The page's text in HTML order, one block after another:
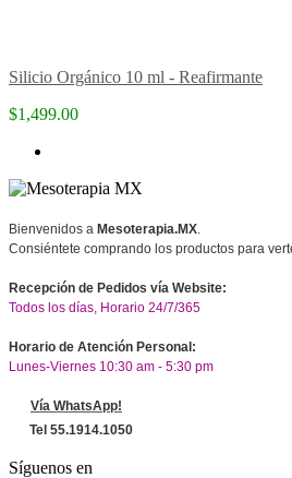
Silicio Orgánico 10 ml - Reafirmante
$1,499.00
Bienvenidos a Mesoterapia.MX
Consiéntete comprando los productos para
Recepción de Pedidos vía Website:
Todos los días, Horario 24/7/365
Horario de Atención Personal:
Lunes-Viernes 10:30 am - 5:30 pm
Vía WhatsApp!
Tel 55.1914.1050
Síguenos en